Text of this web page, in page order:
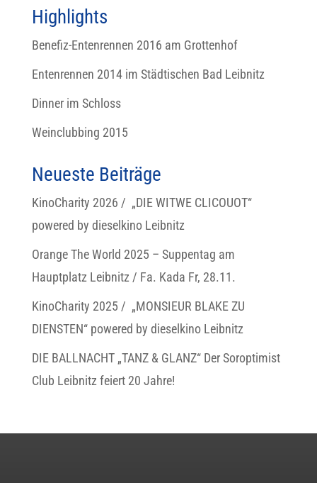
Highlights
Benefiz-Entenrennen 2016 am Grottenhof
Entenrennen 2014 im Städtischen Bad Leibnitz
Dinner im Schloss
Weinclubbing 2015
Neueste Beiträge
KinoCharity 2026 / „DIE WITWE CLICOUOT“
powered by dieselkino Leibnitz
Orange The World 2025 – Suppentag am
Hauptplatz Leibnitz / Fa. Kada Fr, 28.11.
KinoCharity 2025 / „MONSIEUR BLAKE ZU
DIENSTEN“ powered by dieselkino Leibnitz
DIE BALLNACHT „TANZ & GLANZ“ Der Soroptimist
Club Leibnitz feiert 20 Jahre!